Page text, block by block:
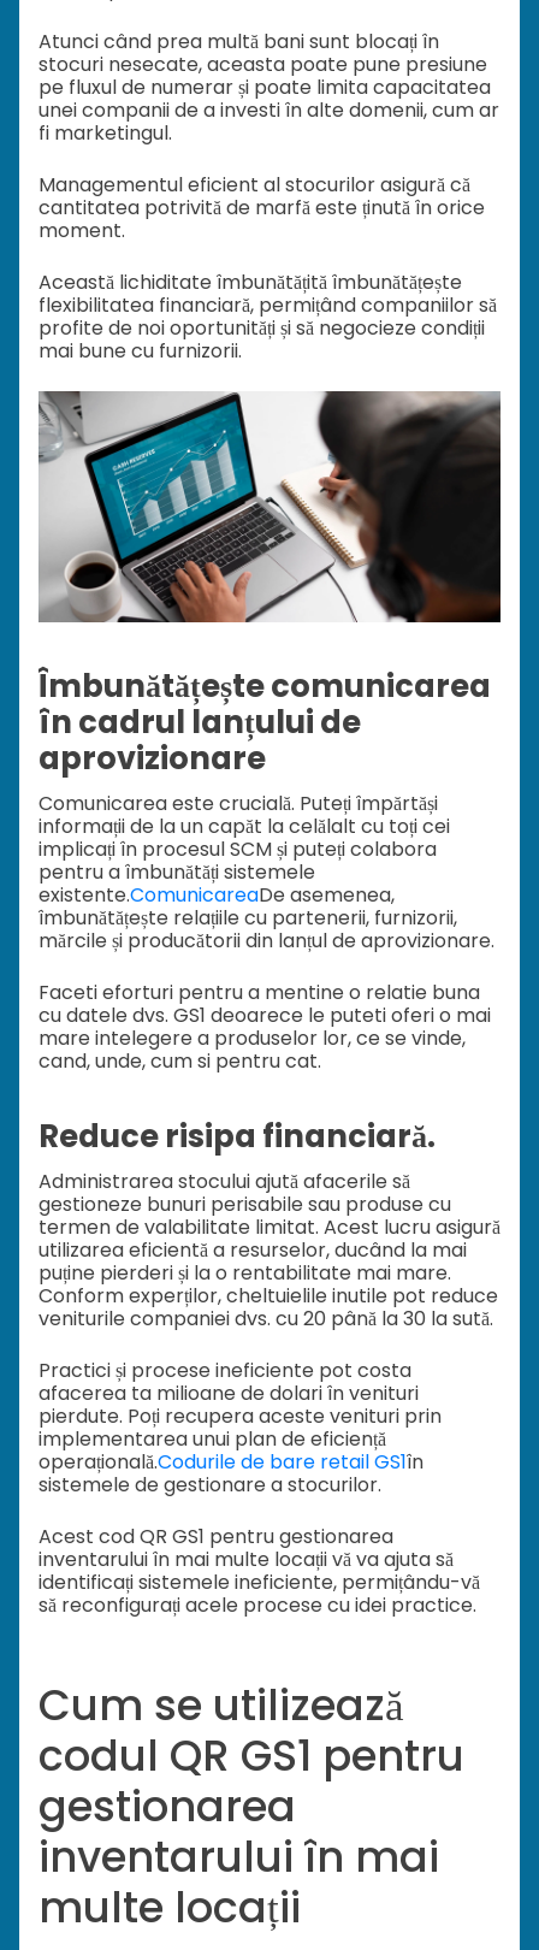
Atunci când prea multă bani sunt blocați în
stocuri nesecate, aceasta poate pune presiune
pe fluxul de numerar și poate limita capacitatea
unei companii de a investi în alte domenii, cum ar
fi marketingul.
Managementul eficient al stocurilor asigură că
cantitatea potrivită de marfă este ținută în orice
moment.
Această lichiditate îmbunătățită îmbunătățește
flexibilitatea financiară, permițând companiilor să
profite de noi oportunități și să negocieze condiții
mai bune cu furnizorii.
Îmbunătățește comunicarea
în cadrul lanțului de
aprovizionare
Comunicarea este crucială. Puteți împărtăși
informații de la un capăt la celălalt cu toți cei
implicați în procesul SCM și puteți colabora
pentru a îmbunătăți sistemele
existente.ComunicareaDe asemenea,
îmbunătățește relațiile cu partenerii, furnizorii,
mărcile și producătorii din lanțul de aprovizionare.
Faceti eforturi pentru a mentine o relatie buna
cu datele dvs. GS1 deoarece le puteti oferi o mai
mare intelegere a produselor lor, ce se vinde,
cand, unde, cum si pentru cat.
Reduce risipa financiară.
Administrarea stocului ajută afacerile să
gestioneze bunuri perisabile sau produse cu
termen de valabilitate limitat. Acest lucru asigură
utilizarea eficientă a resurselor, ducând la mai
puține pierderi și la o rentabilitate mai mare.
Conform experților, cheltuielile inutile pot reduce
veniturile companiei dvs. cu 20 până la 30 la sută.
Practici și procese ineficiente pot costa
afacerea ta milioane de dolari în venituri
pierdute. Poți recupera aceste venituri prin
implementarea unui plan de eficiență
operațională.Codurile de bare retail GS1în
sistemele de gestionare a stocurilor.
Acest cod QR GS1 pentru gestionarea
inventarului în mai multe locații vă va ajuta să
identificați sistemele ineficiente, permițându-vă
să reconfigurați acele procese cu idei practice.
Cum se utilizează
codul QR GS1 pentru
gestionarea
inventarului în mai
multe locații